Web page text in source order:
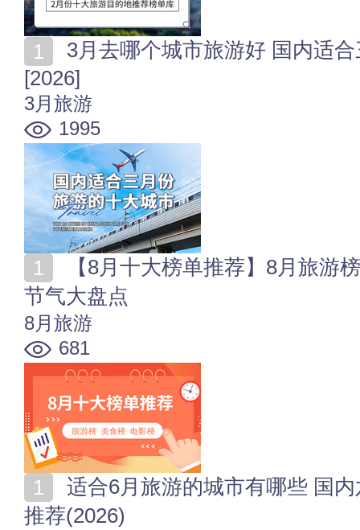
[2026]
3月旅游
1995
节气大盘点
8月旅游
681
推荐(2026)